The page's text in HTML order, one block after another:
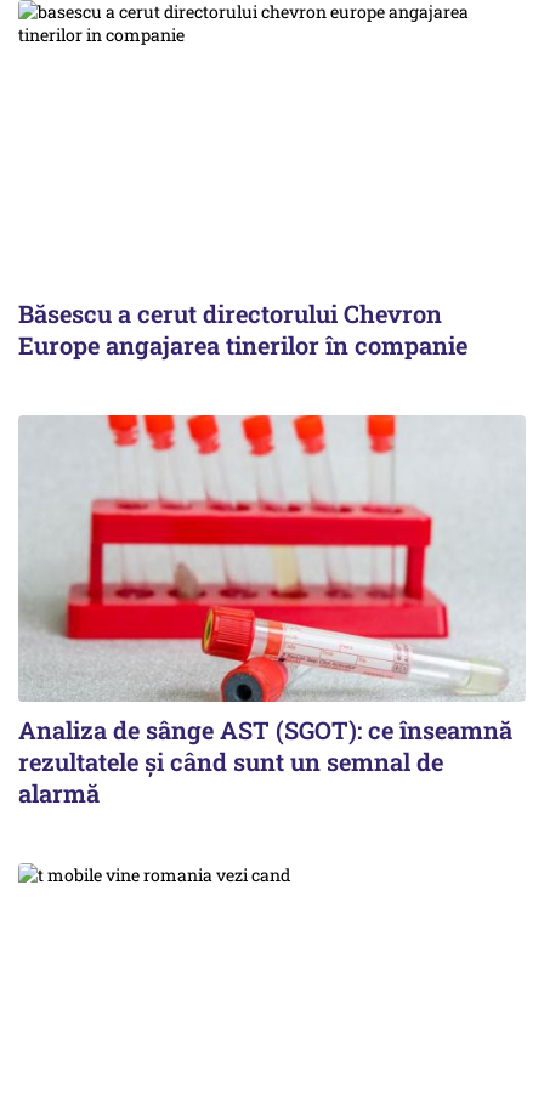
Băsescu a cerut directorului Chevron
Europe angajarea tinerilor în companie
Analiza de sânge AST (SGOT): ce înseamnă
rezultatele și când sunt un semnal de
alarmă